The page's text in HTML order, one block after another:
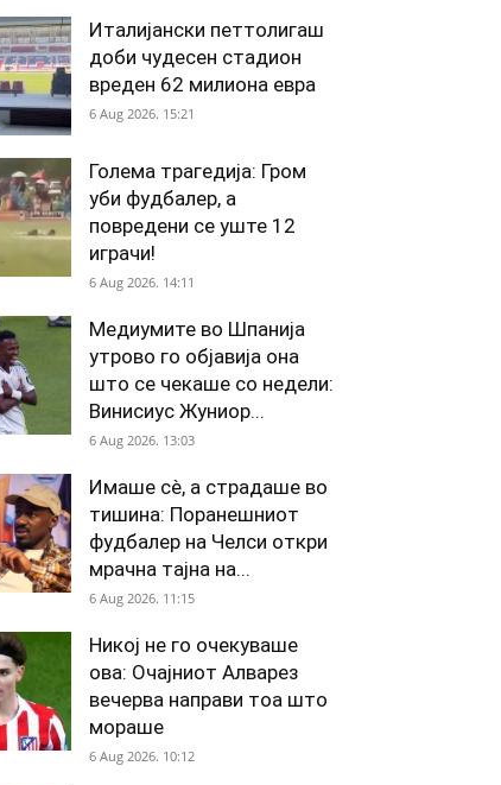
Италијански петтолигаш
доби чудесен стадион
вреден 62 милиона евра
6 Aug 2026. 15:21
Голема трагедија: Гром
уби фудбалер, а
повредени се уште 12
играчи!
6 Aug 2026. 14:11
Медиумите во Шпанија
утрово го објавија она
што се чекаше со недели:
Винисиус Жуниор...
6 Aug 2026. 13:03
Имаше сè, а страдаше во
тишина: Поранешниот
фудбалер на Челси откри
мрачна тајна на...
6 Aug 2026. 11:15
Никој не го очекуваше
ова: Очајниот Алварез
вечерва направи тоа што
мораше
6 Aug 2026. 10:12